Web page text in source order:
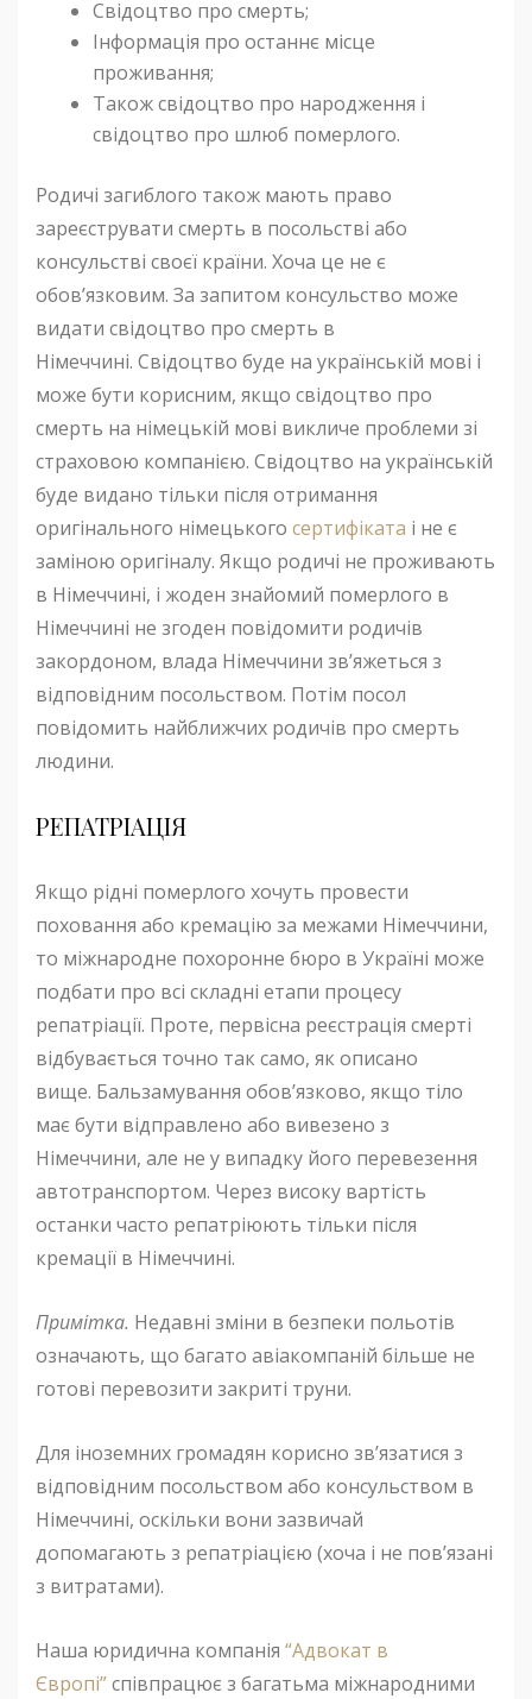
Свідоцтво про смерть;
Інформація про останнє місце
проживання;
Також свідоцтво про народження і
свідоцтво про шлюб померлого.
Родичі загиблого також мають право
зареєструвати смерть в посольстві або
консульстві своєї країни. Хоча це не є
обов’язковим. За запитом консульство може
видати свідоцтво про смерть в
Німеччині. Свідоцтво буде на українській мові і
може бути корисним, якщо свідоцтво про
смерть на німецькій мові викличе проблеми зі
страховою компанією. Свідоцтво на українській
буде видано тільки після отримання
оригінального німецького сертифіката і не є
заміною оригіналу. Якщо родичі не проживають
в Німеччині, і жоден знайомий померлого в
Німеччині не згоден повідомити родичів
закордоном, влада Німеччини зв’яжеться з
відповідним посольством. Потім посол
повідомить найближчих родичів про смерть
людини.
РЕПАТРІАЦІЯ
Якщо рідні померлого хочуть провести
поховання або кремацію за межами Німеччини,
то міжнародне похоронне бюро в Україні може
подбати про всі складні етапи процесу
репатріації. Проте, первісна реєстрація смерті
відбувається точно так само, як описано
вище. Бальзамування обов’язково, якщо тіло
має бути відправлено або вивезено з
Німеччини, але не у випадку його перевезення
автотранспортом. Через високу вартість
останки часто репатріюють тільки після
кремації в Німеччині.
Примітка. Недавні зміни в безпеки польотів
означають, що багато авіакомпаній більше не
готові перевозити закриті труни.
Для іноземних громадян корисно зв’язатися з
відповідним посольством або консульством в
Німеччині, оскільки вони зазвичай
допомагають з репатріацією (хоча і не пов’язані
з витратами).
Наша юридична компанія “Адвокат в
Європі”співпрацює з багатьма міжнародними